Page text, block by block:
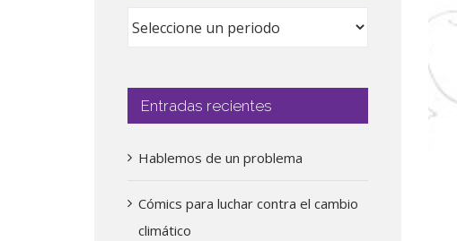
Entradas recientes
Hablemos de un problema
Cómics para luchar contra el cambio
climático